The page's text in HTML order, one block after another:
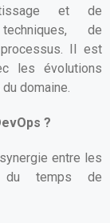
et de
de
Il est
les évolutions
domaine.
?
entre les
du temps de